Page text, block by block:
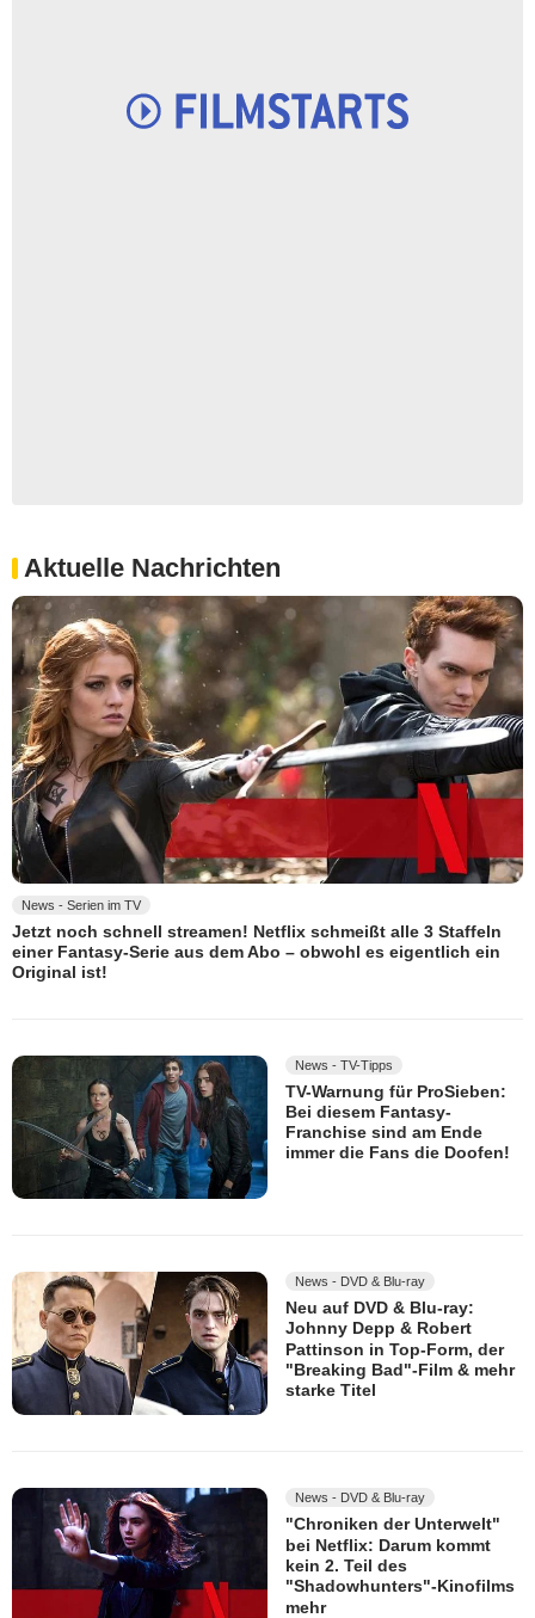
Aktuelle Nachrichten
News - Serien im TV
Jetzt noch schnell streamen! Netflix schmeißt alle 3 Staffeln
einer Fantasy-Serie aus dem Abo – obwohl es eigentlich ein
Original ist!
News - TV-Tipps
TV-Warnung für ProSieben:
Bei diesem Fantasy-
Franchise sind am Ende
immer die Fans die Doofen!
News - DVD & Blu-ray
Neu auf DVD & Blu-ray:
Johnny Depp & Robert
Pattinson in Top-Form, der
"Breaking Bad"-Film & mehr
starke Titel
News - DVD & Blu-ray
"Chroniken der Unterwelt"
bei Netflix: Darum kommt
kein 2. Teil des
"Shadowhunters"-Kinofilms
mehr